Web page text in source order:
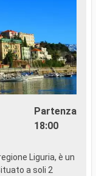
Partenza
18:00
Liguria, è un
a soli 2